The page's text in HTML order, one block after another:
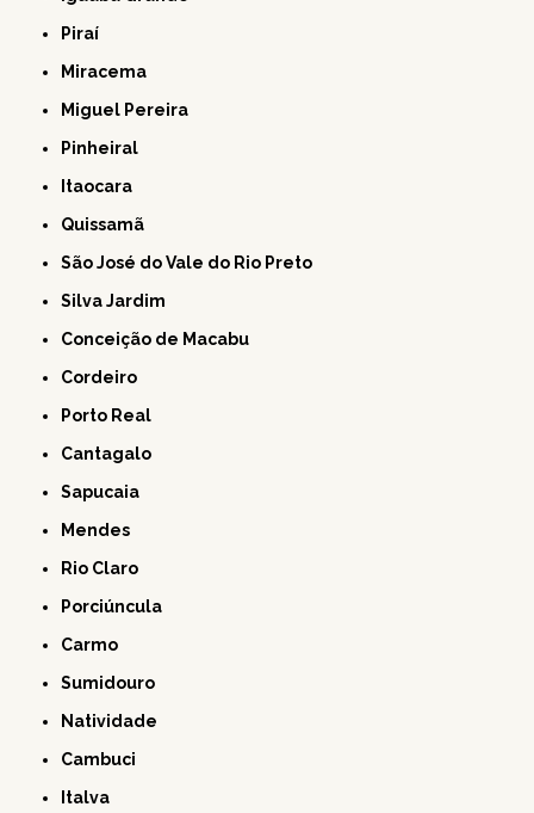
Piraí
Miracema
Miguel Pereira
Pinheiral
Itaocara
Quissamã
São José do Vale do Rio Preto
Silva Jardim
Conceição de Macabu
Cordeiro
Porto Real
Cantagalo
Sapucaia
Mendes
Rio Claro
Porciúncula
Carmo
Sumidouro
Natividade
Cambuci
Italva